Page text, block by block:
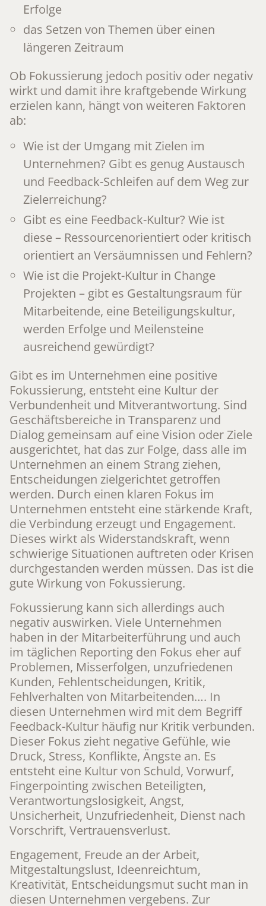
Erfolge
das Setzen von Themen über einen
längeren Zeitraum
Ob Fokussierung jedoch positiv oder negativ
wirkt und damit ihre kraftgebende Wirkung
erzielen kann, hängt von weiteren Faktoren
ab:
Wie ist der Umgang mit Zielen im
Unternehmen? Gibt es genug Austausch
und Feedback-Schleifen auf dem Weg zur
Zielerreichung?
Gibt es eine Feedback-Kultur? Wie ist
diese – Ressourcenorientiert oder kritisch
orientiert an Versäumnissen und Fehlern?
Wie ist die Projekt-Kultur in Change
Projekten – gibt es Gestaltungsraum für
Mitarbeitende, eine Beteiligungskultur,
werden Erfolge und Meilensteine
ausreichend gewürdigt?
Gibt es im Unternehmen eine positive
Fokussierung, entsteht eine Kultur der
Verbundenheit und Mitverantwortung. Sind
Geschäftsbereiche in Transparenz und
Dialog gemeinsam auf eine Vision oder Ziele
ausgerichtet, hat das zur Folge, dass alle im
Unternehmen an einem Strang ziehen,
Entscheidungen zielgerichtet getroffen
werden. Durch einen klaren Fokus im
Unternehmen entsteht eine stärkende Kraft,
die Verbindung erzeugt und Engagement.
Dieses wirkt als Widerstandskraft, wenn
schwierige Situationen auftreten oder Krisen
durchgestanden werden müssen. Das ist die
gute Wirkung von Fokussierung.
Fokussierung kann sich allerdings auch
negativ auswirken. Viele Unternehmen
haben in der Mitarbeiterführung und auch
im täglichen Reporting den Fokus eher auf
Problemen, Misserfolgen, unzufriedenen
Kunden, Fehlentscheidungen, Kritik,
Fehlverhalten von Mitarbeitenden…. In
diesen Unternehmen wird mit dem Begriff
Feedback-Kultur häufig nur Kritik verbunden.
Dieser Fokus zieht negative Gefühle, wie
Druck, Stress, Konflikte, Ängste an. Es
entsteht eine Kultur von Schuld, Vorwurf,
Fingerpointing zwischen Beteiligten,
Verantwortungslosigkeit, Angst,
Unsicherheit, Unzufriedenheit, Dienst nach
Vorschrift, Vertrauensverlust.
Engagement, Freude an der Arbeit,
Mitgestaltungslust, Ideenreichtum,
Kreativität, Entscheidungsmut sucht man in
diesen Unternehmen vergebens. Zur